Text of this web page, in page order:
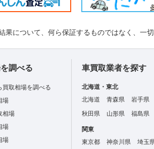
について、何ら保証するものではなく、一切
調べる
買取相場を調べる
場
相場
場
場
車買取業者を探す
北海道・東北
北海道
青森県 岩手県
秋田県
山形県 福島県
関東
東京都
神奈川県 埼玉